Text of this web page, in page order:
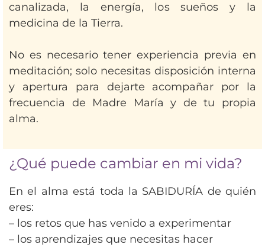
canalizada, la energía, los sueños y la
medicina de la Tierra.
No es necesario tener experiencia previa en
meditación; solo necesitas disposición interna
y apertura para dejarte acompañar por la
frecuencia de Madre María y de tu propia
alma.
¿Qué puede cambiar en mi vida?
En el alma está toda la SABIDURÍA de quién
eres:
– los retos que has venido a experimentar
– los aprendizajes que necesitas hacer